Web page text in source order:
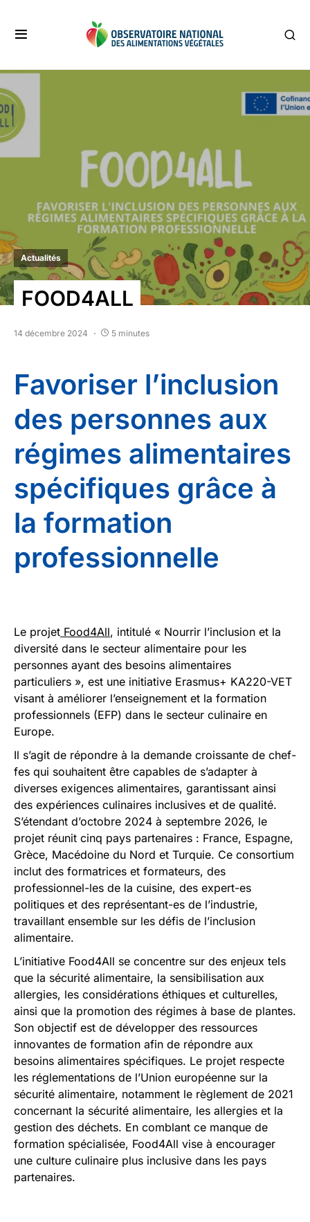
Actualités
FOOD4ALL
14 décembre 2024 5 minutes
Favoriser l’inclusion
des personnes aux
régimes alimentaires
spécifiques grâce à
la formation
professionnelle
Le projet Food4All, intitulé « Nourrir l’inclusion et la
diversité dans le secteur alimentaire pour les
personnes ayant des besoins alimentaires
particuliers », est une initiative Erasmus+ KA220-VET
visant à améliorer l’enseignement et la formation
professionnels (EFP) dans le secteur culinaire en
Europe.
Il s’agit de répondre à la demande croissante de chef-
fes qui souhaitent être capables de s’adapter à
diverses exigences alimentaires, garantissant ainsi
des expériences culinaires inclusives et de qualité.
S’étendant d’octobre 2024 à septembre 2026, le
projet réunit cinq pays partenaires : France, Espagne,
Grèce, Macédoine du Nord et Turquie. Ce consortium
inclut des formatrices et formateurs, des
professionnel-les de la cuisine, des expert-es
politiques et des représentant-es de l’industrie,
travaillant ensemble sur les défis de l’inclusion
alimentaire.
L’initiative Food4All se concentre sur des enjeux tels
que la sécurité alimentaire, la sensibilisation aux
allergies, les considérations éthiques et culturelles,
ainsi que la promotion des régimes à base de plantes.
Son objectif est de développer des ressources
innovantes de formation afin de répondre aux
besoins alimentaires spécifiques. Le projet respecte
les réglementations de l’Union européenne sur la
sécurité alimentaire, notamment le règlement de 2021
concernant la sécurité alimentaire, les allergies et la
gestion des déchets. En comblant ce manque de
formation spécialisée, Food4All vise à encourager
une culture culinaire plus inclusive dans les pays
partenaires.